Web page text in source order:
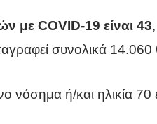
με COVID-19 είναι 43
συνολικά 14.060
νόσημα ή/και ηλικία